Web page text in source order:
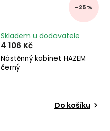
–25 %
Nástěnný kabinet HAZEM
černý
Skladem u dodavatele
4 106 Kč
Do košíku